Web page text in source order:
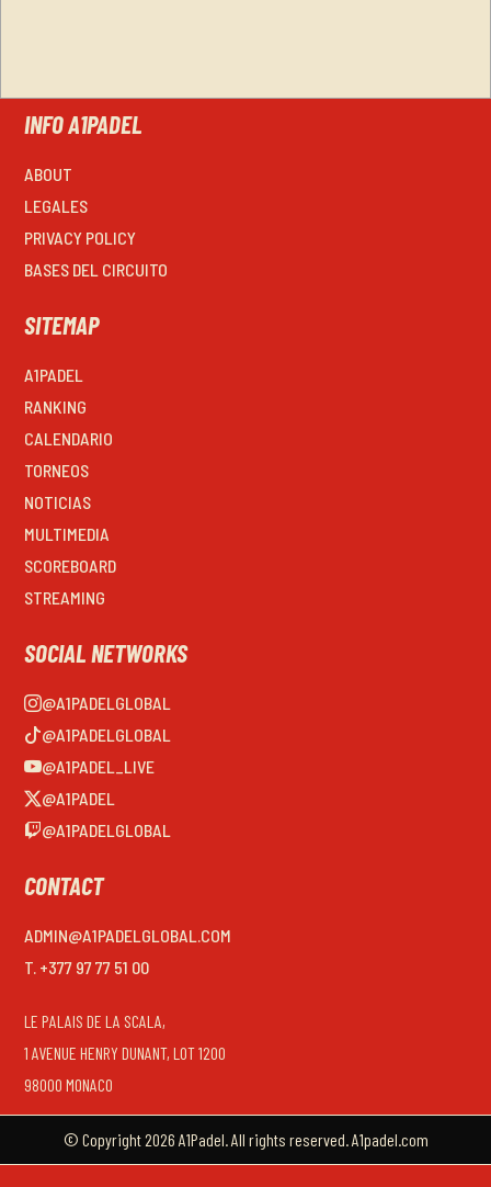
INFO A1PADEL
ABOUT
LEGALES
PRIVACY POLICY
BASES DEL CIRCUITO
SITEMAP
A1PADEL
RANKING
CALENDARIO
TORNEOS
NOTICIAS
MULTIMEDIA
SCOREBOARD
STREAMING
SOCIAL NETWORKS
@A1PADELGLOBAL
@A1PADELGLOBAL
@A1PADEL_LIVE
@A1PADEL
@A1PADELGLOBAL
CONTACT
ADMIN@A1PADELGLOBAL.COM
T. +377 97 77 51 00
LE PALAIS DE LA SCALA,
1 AVENUE HENRY DUNANT, LOT 1200
98000 MONACO
© Copyright 2026 A1Padel. All rights reserved. A1padel.com